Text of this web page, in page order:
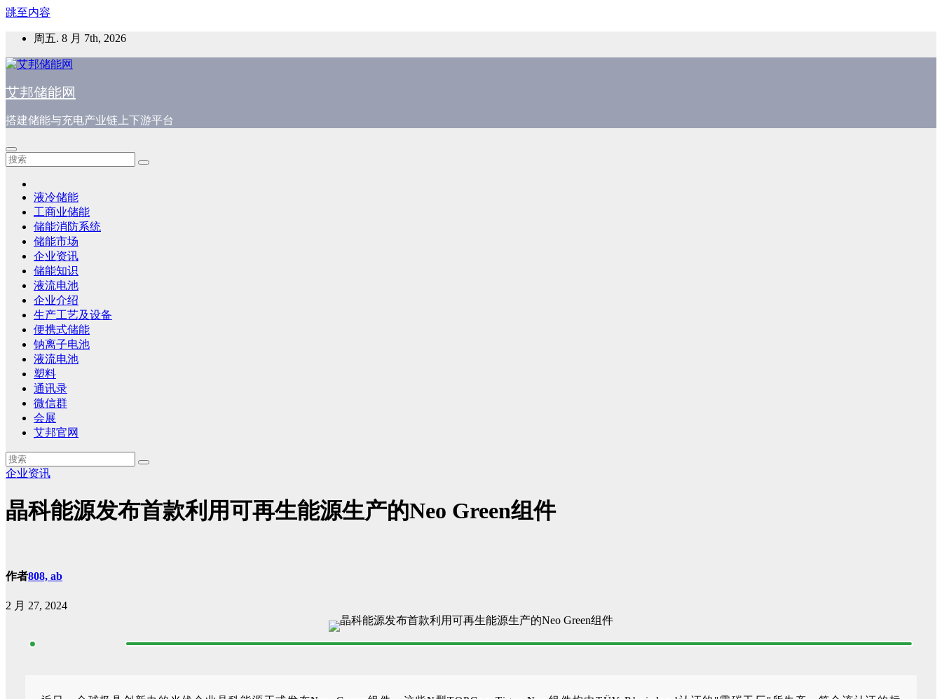
跳至内容
周五. 8 月 7th, 2026
艾邦储能网
搭建储能与充电产业链上下游平台
液冷储能
工商业储能
储能消防系统
储能市场
企业资讯
储能知识
液流电池
企业介绍
生产工艺及设备
便携式储能
钠离子电池
液流电池
塑料
通讯录
微信群
会展
艾邦官网
企业资讯
晶科能源发布首款利用可再生能源生产的Neo Green组件
作者808, ab
2 月 27, 2024